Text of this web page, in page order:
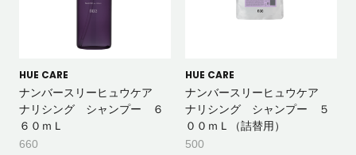
HUE CARE
ナンバースリーヒュウケア
ナリシング シャンプー ６
６０ｍＬ
660
HUE CARE
ナンバースリーヒュウケア
ナリシング シャンプー ５
００ｍＬ（詰替用）
500